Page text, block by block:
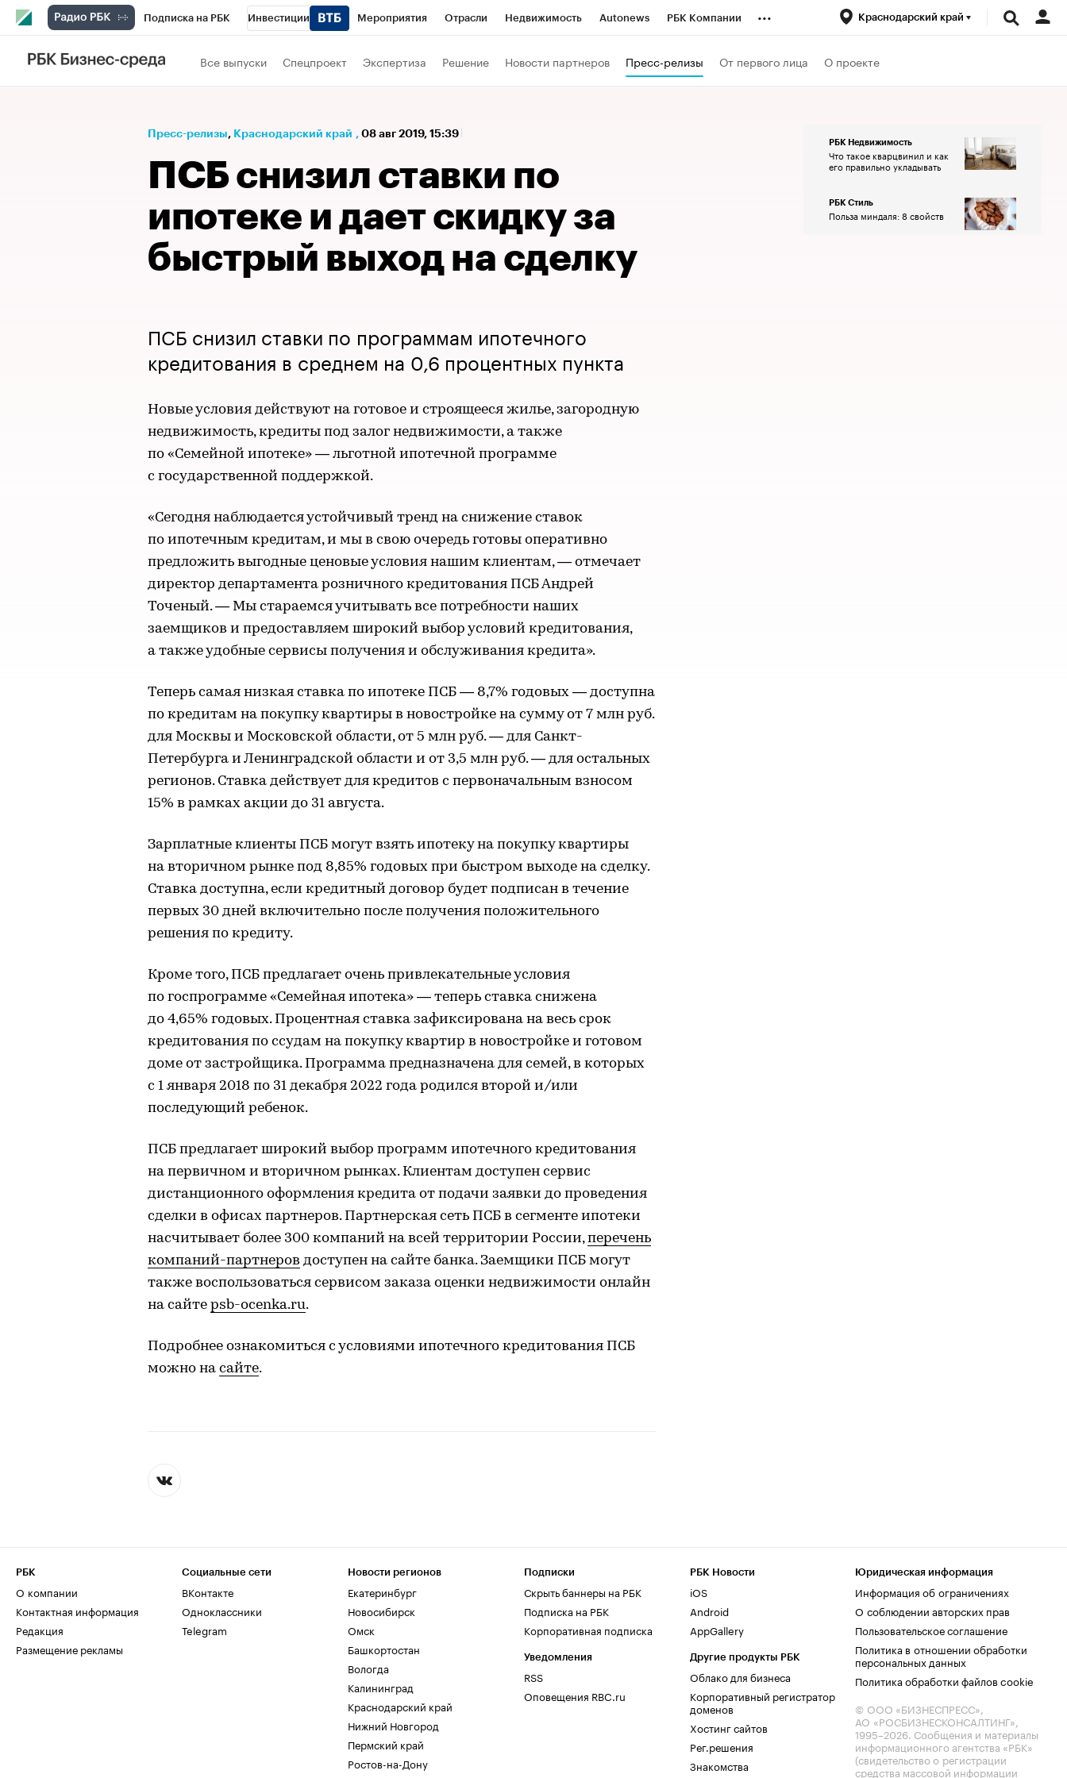
Подписка на РБК Инвестиции Мероприятия Отрасли Недвижимость Autonews РБК Компании
Телеканал
Спецпроекты
... Краснодарский край
Все выпуски Спецпроект Экспертиза Решение Новости партнеров Пресс-релизы От первого лица О проекте
Пресс-релизы⁠, Краснодарский край , 08 авг 2019, 15:39
ПСБ снизил ставки по
ипотеке и дает скидку за
быстрый выход на сделку
ПСБ снизил ставки по программам ипотечного
кредитования в среднем на 0,6 процентных пункта
Новые условия действуют на готовое и строящееся жилье, загородную
недвижимость, кредиты под залог недвижимости, а также
по «Семейной ипотеке» — льготной ипотечной программе
с государственной поддержкой.
«Сегодня наблюдается устойчивый тренд на снижение ставок
по ипотечным кредитам, и мы в свою очередь готовы оперативно
предложить выгодные ценовые условия нашим клиентам, — отмечает
директор департамента розничного кредитования ПСБ Андрей
Точеный. — Мы стараемся учитывать все потребности наших
заемщиков и предоставляем широкий выбор условий кредитования,
а также удобные сервисы получения и обслуживания кредита».
Теперь самая низкая ставка по ипотеке ПСБ — 8,7% годовых — доступна
по кредитам на покупку квартиры в новостройке на сумму от 7 млн руб.
для Москвы и Московской области, от 5 млн руб. — для Санкт-
Петербурга и Ленинградской области и от 3,5 млн руб. — для остальных
регионов. Ставка действует для кредитов с первоначальным взносом
15% в рамках акции до 31 августа.
Зарплатные клиенты ПСБ могут взять ипотеку на покупку квартиры
на вторичном рынке под 8,85% годовых при быстром выходе на сделку.
Ставка доступна, если кредитный договор будет подписан в течение
первых 30 дней включительно после получения положительного
решения по кредиту.
Кроме того, ПСБ предлагает очень привлекательные условия
по госпрограмме «Семейная ипотека» — теперь ставка снижена
до 4,65% годовых. Процентная ставка зафиксирована на весь срок
кредитования по ссудам на покупку квартир в новостройке и готовом
доме от застройщика. Программа предназначена для семей, в которых
с 1 января 2018 по 31 декабря 2022 года родился второй и/или
последующий ребенок.
ПСБ предлагает широкий выбор программ ипотечного кредитования
на первичном и вторичном рынках. Клиентам доступен сервис
дистанционного оформления кредита от подачи заявки до проведения
сделки в офисах партнеров. Партнерская сеть ПСБ в сегменте ипотеки
насчитывает более 300 компаний на всей территории России,перечень
компаний-партнеров доступен на сайте банка. Заемщики ПСБ могут
также воспользоваться сервисом заказа оценки недвижимости онлайн
на сайте psb-ocenka.ru.
Подробнее ознакомиться с условиями ипотечного кредитования ПСБ
можно на сайте.
РБК Недвижимость
Что такое кварцвинил и как
его правильно укладывать
РБК Стиль
Польза миндаля: 8 свойств
РБК
О компании
Контактная информация
Редакция
Размещение рекламы
Социальные сети
ВКонтакте
Одноклассники
Telegram
Новости регионов
Екатеринбург
Новосибирск
Омск
Башкортостан
Вологда
Калининград
Краснодарский край
Нижний Новгород
Пермский край
Ростов-на-Дону
Подписки
Скрыть баннеры на РБК
Подписка на РБК
Корпоративная подписка
Уведомления
RSS
Оповещения RBC.ru
РБК Новости
iOS
Android
AppGallery
Другие продукты РБК
Облако для бизнеса
Корпоративный регистратор
доменов
Хостинг сайтов
Рег.решения
Знакомства
Юридическая информация
Информация об ограничениях
О соблюдении авторских прав
Пользовательское соглашение
Политика в отношении обработки
персональных данных
Политика обработки файлов cookie
© ООО «БИЗНЕСПРЕСС»,
АО «РОСБИЗНЕСКОНСАЛТИНГ»,
1995–2026. Сообщения и материалы
информационного агентства «РБК»
(свидетельство о регистрации
средства массовой информации